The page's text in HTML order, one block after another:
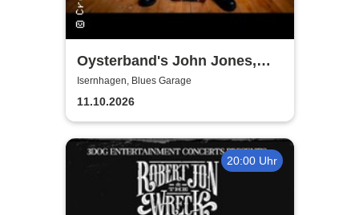
Oysterband's John Jones,
Ray Cooper & Al Scott - The
Song goes on Tour 2026
Isernhagen, Blues Garage
11.10.2026
20:00 Uhr